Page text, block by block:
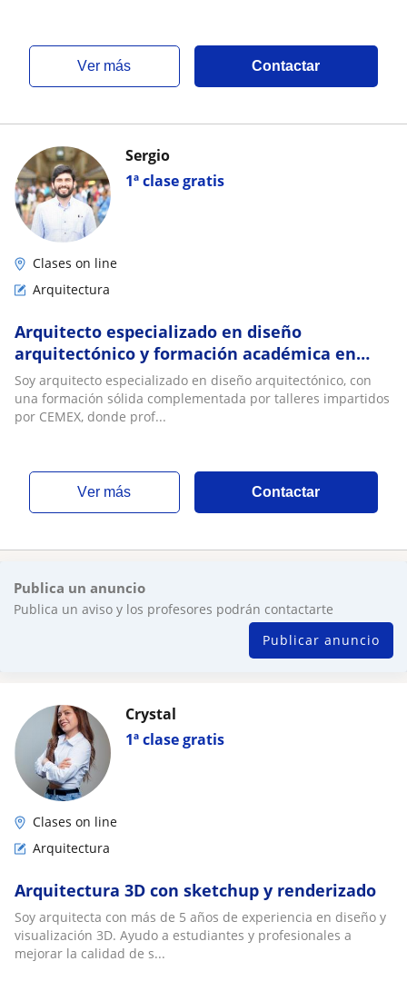
ver más Contactar
1ª clase gratis
Sergio
Clases on line
Arquitectura
Arquitecto especializado en diseño
arquitectónico y formación académica en
talleres de proyecto
Soy arquitecto especializado en diseño arquitectónico, con
una formación sólida complementada por talleres impartidos
por CEMEX, donde prof...
ver más Contactar
Publica un anuncio
Publica un aviso y los profesores podrán contactarte
Publicar anuncio
1ª clase gratis
Crystal
Clases on line
Arquitectura
Arquitectura 3D con sketchup y renderizado
Soy arquitecta con más de 5 años de experiencia en diseño y
visualización 3D. Ayudo a estudiantes y profesionales a
mejorar la calidad de s...